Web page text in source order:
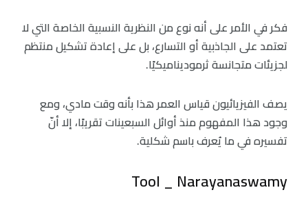
فكر في الأمر على أنه نوع من النظرية النسبية الخاصة التي لا
تعتمد على الجاذبية أو التسارع، بل على إعادة تشكيل منتظم
لجزيئات متجانسة ثرموديناميكيًا.
يصف الفيزيائيون قياس العمر هذا بأنه وقت مادي، ومع
وجود هذا المفهوم منذ أوائل السبعينات تقريبًا، إلا أنّ
تفسيره في ما يُعرف باسم شكلية.
Tool _ Narayanaswamy